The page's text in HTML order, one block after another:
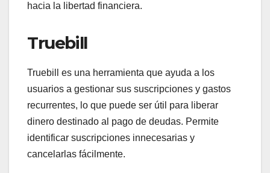
hacia la libertad financiera.
Truebill
Truebill es una herramienta que ayuda a los
usuarios a gestionar sus suscripciones y gastos
recurrentes, lo que puede ser útil para liberar
dinero destinado al pago de deudas. Permite
identificar suscripciones innecesarias y
cancelarlas fácilmente.